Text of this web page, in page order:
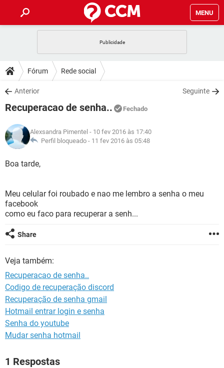
MENU
CELULAR
OUTLOOK
INSTAGRAM GMAIL
GUIA DE COMPRAS
DICAS
JOGOS
INSTAGRAM GMAIL
GUIA DE COMPRAS
DOWNLOADS
JOGOS WHATSAPP
CELULAR
OUTLOOK EXCEL
INSTAGRAM
FÓRUM
JOGOS WHATSAPP
CELULAR
OUTLOOK
GUIA DE COMPRAS
GLOSSÁRIO
OUTLOOK EXCEL
INSTAGRAM GMAIL
GUIA DE COMPRAS
Fórum Rede social
Anterior Seguinte
Recuperacao de senha.. Fechado
Alexsandra Pimentel - 10 fev 2016 às 17:40
Perfil bloqueado - 11 fev 2016 às 05:48
Boa tarde,
Meu celular foi roubado e nao me lembro a senha o meu
facebook
como eu faco para recuperar a senh...
Share
Veja também:
Recuperacao de senha..
Codigo de recuperação discord
Recuperação de senha gmail
Hotmail entrar login e senha
Senha do youtube
Mudar senha hotmail
1 Respostas